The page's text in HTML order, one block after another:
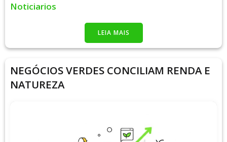
Noticiarios
LEIA MAIS
NEGÓCIOS VERDES CONCILIAM RENDA E
NATUREZA